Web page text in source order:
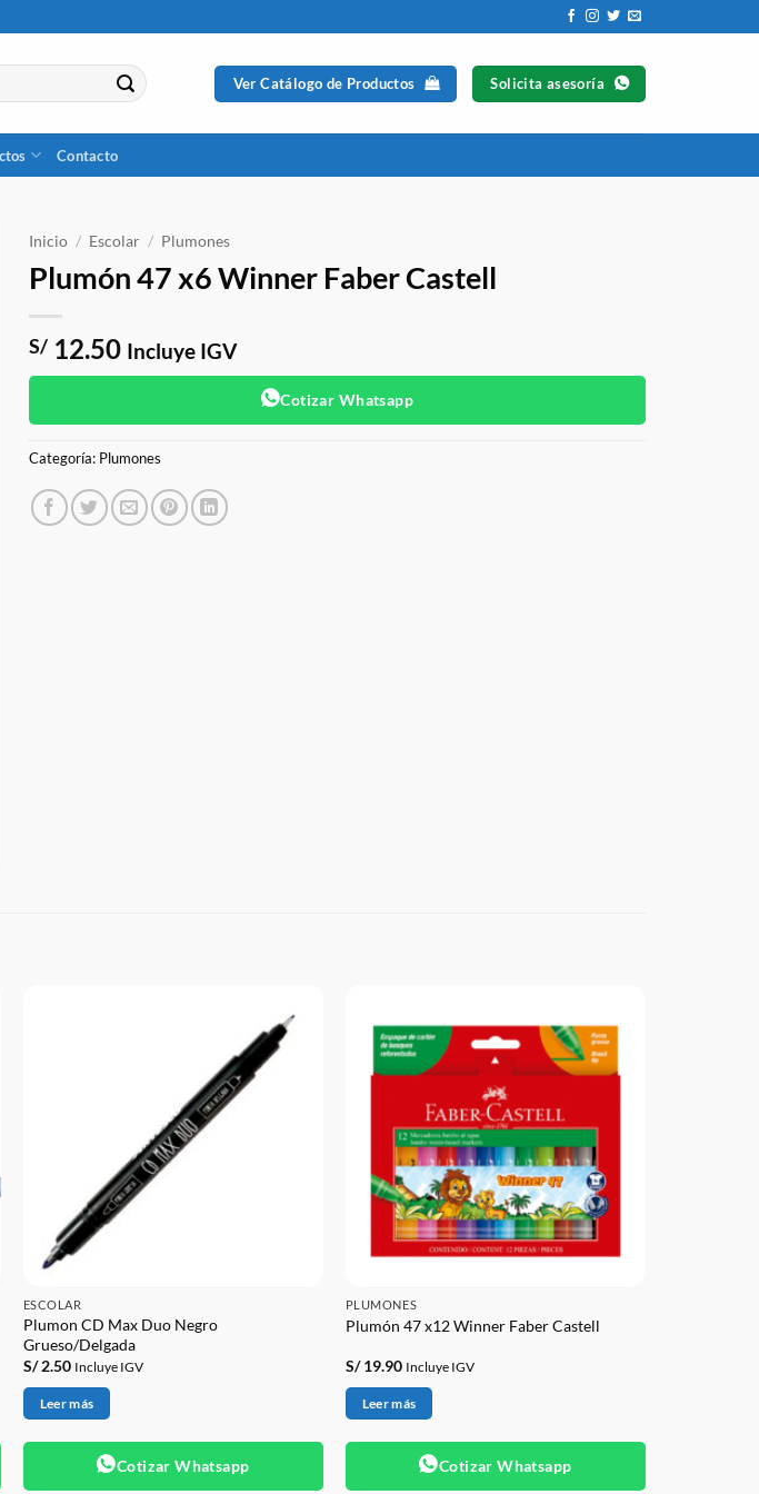
Ver Catálogo de Productos Solicita asesoría
Contacto
Inicio / Escolar / Plumones
Plumón 47 x6 Winner Faber Castell
S/ 12.50 Incluye IGV
Cotizar Whatsapp
Categoría: Plumones
ESCOLAR
Plumon CD Max Duo Negro
Grueso/Delgada
S/2.50 Incluye IGV
Leer más
Cotizar Whatsapp
PLUMONES
Plumón 47 x12 Winner Faber Castell
S/19.90 Incluye IGV
Leer más
Cotizar Whatsapp